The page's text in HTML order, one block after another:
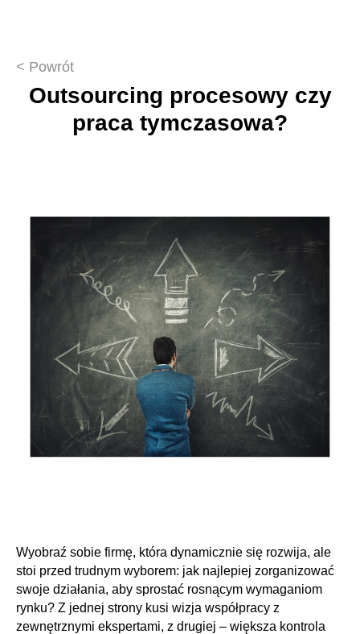
< Powrót
Outsourcing procesowy czy
praca tymczasowa?
Wyobraź sobie firmę, która dynamicznie się rozwija, ale
stoi przed trudnym wyborem: jak najlepiej zorganizować
swoje działania, aby sprostać rosnącym wymaganiom
rynku? Z jednej strony kusi wizja współpracy z
zewnętrznymi ekspertami, z drugiej – większa kontrola